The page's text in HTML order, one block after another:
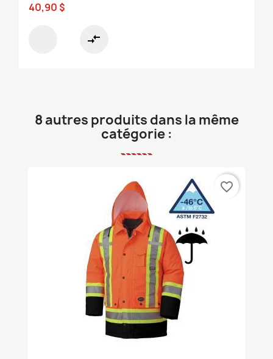
40,90 $
compare_arrows
8 autres produits dans la même
catégorie :
favorite_border